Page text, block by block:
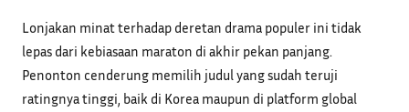
Lonjakan minat terhadap deretan drama populer ini tidak
lepas dari kebiasaan maraton di akhir pekan panjang.
Penonton cenderung memilih judul yang sudah teruji
ratingnya tinggi, baik di Korea maupun di platform global